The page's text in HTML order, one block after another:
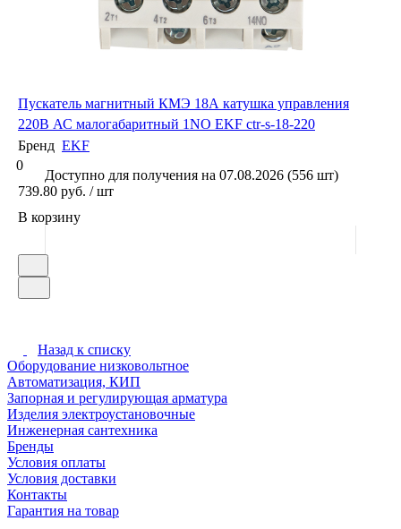
Пускатель магнитный КМЭ 18А катушка управления
220В АС малогабаритный 1NO EKF ctr-s-18-220
Бренд EKF
0
Доступно для получения на 07.08.2026 (556 шт)
739.80 руб. / шт
В корзину
Назад к списку
Оборудование низковольтное
Автоматизация, КИП
Запорная и регулирующая арматура
Изделия электроустановочные
Инженерная сантехника
Бренды
Условия оплаты
Условия доставки
Контакты
Гарантия на товар